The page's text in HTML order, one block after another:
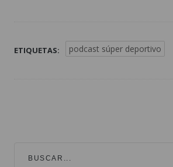
ETIQUETAS: podcast súper deportivo